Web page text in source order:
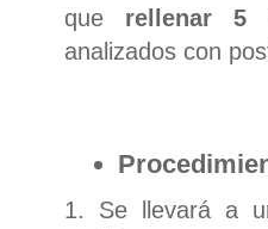
que rellenar 5
analizados con
1. Se llevará a